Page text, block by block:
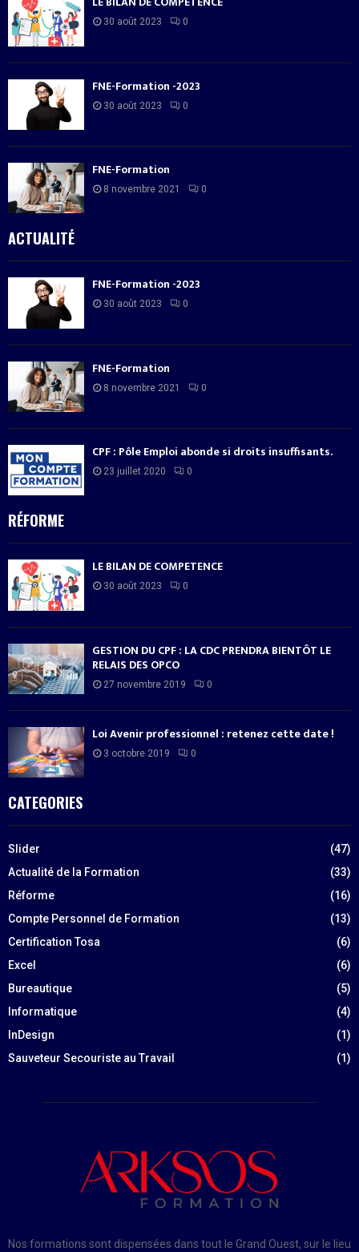
30 août 2023 0
FNE-Formation -2023
30 août 2023 0
FNE-Formation
8 novembre 2021 0
ACTUALITÉ
FNE-Formation -2023
30 août 2023 0
FNE-Formation
8 novembre 2021 0
CPF : Pôle Emploi abonde si droits insuffisants.
23 juillet 2020 0
RÉFORME
LE BILAN DE COMPETENCE
30 août 2023 0
GESTION DU CPF : LA CDC PRENDRA BIENTÔT LE
RELAIS DES OPCO
27 novembre 2019 0
Loi Avenir professionnel : retenez cette date !
3 octobre 2019 0
CATEGORIES
Slider
(47)
Actualité de la Formation
(33)
Réforme
(16)
Compte Personnel de Formation
(13)
Certification Tosa
(6)
Excel
(6)
Bureautique
(5)
Informatique
(4)
InDesign
(1)
Sauveteur Secouriste au Travail
(1)
Nos formations sont dispensées dans tout le Grand Ouest, sur le lieu